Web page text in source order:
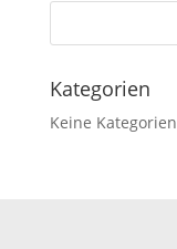
Kategorien
Keine Kategorien